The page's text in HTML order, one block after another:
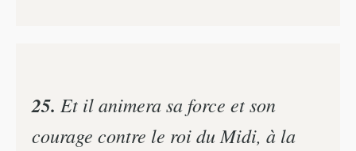
25. Et il animera sa force et son
courage contre le roi du Midi, à la